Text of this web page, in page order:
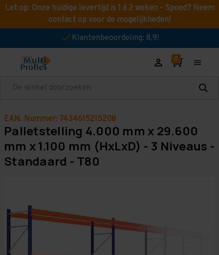
Let op: Onze huidige levertijd is 1 á 2 weken - Spoed? Neem
contact op voor de mogelijkheden!
Klantenbeoordeling: 8,9!
Zoeken
EAN. Nummer: 7434615215208
Palletstelling 4.000 mm x 29.600
mm x 1.100 mm (HxLxD) - 3 Niveaus -
Standaard - T80